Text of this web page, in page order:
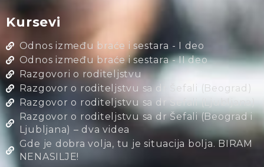
Kursevi
Odnos između braće i sestara - I deo
Odnos između braće i sestara - II deo
Razgovori o roditeljstvu
Razgovor o roditeljstvu sa dr Šefali (Beograd)
Razgovor o roditeljstvu sa dr Šefali (Ljubljana)
Razgovor o roditeljstvu sa dr Šefali (Beograd i
Ljubljana) – dva videa
Gde je dobra volja, tu je situacija bolja. BIRAM
NENASILJE!